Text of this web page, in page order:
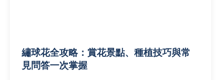
繡球花全攻略：賞花景點、種植技巧與常
見問答一次掌握